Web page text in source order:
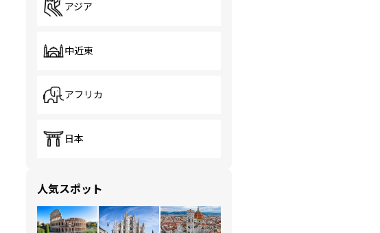
アジア
中近東
アフリカ
日本
人気スポット